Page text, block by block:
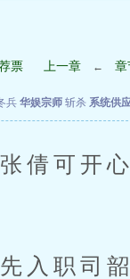
票 上一章 ← 章
兵 华娱宗师 斩杀 系统供
可开心
职司韶